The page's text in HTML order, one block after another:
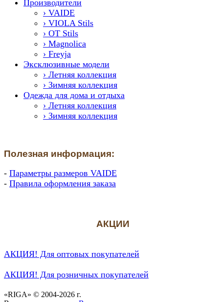
Производители
› VAIDE
› VIOLA Stils
› OT Stils
› Magnolica
› Freyja
Эксклюзивные модели
› Летняя коллекция
› Зимняя коллекция
Одежда для дома и отдыха
› Летняя коллекция
› Зимняя коллекция
Полезная информация:
- Параметры размеров VAIDE
- Правила оформления заказа
АКЦИИ
АКЦИЯ! Для оптовых покупателей
АКЦИЯ! Для розничных покупателей
«RIGA» © 2004-2026 г.